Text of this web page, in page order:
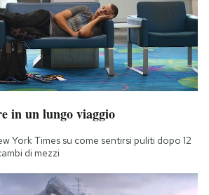
in un lungo viaggio
York Times su come sentirsi puliti dopo 12
di mezzi